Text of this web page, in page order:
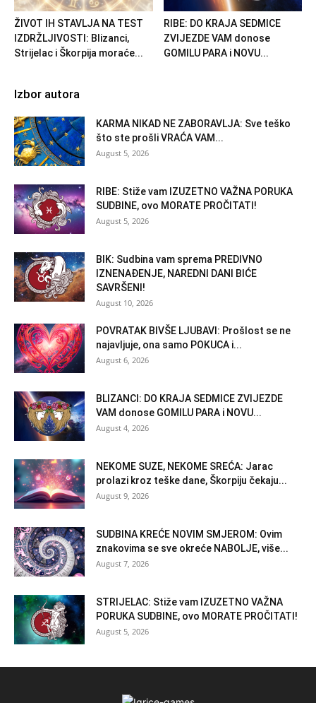
ŽIVOT IH STAVLJA NA TEST
IZDRŽLJIVOSTI: Blizanci,
Strijelac i Škorpija moraće...
RIBE: DO KRAJA SEDMICE
ZVIJEZDE VAM donose
GOMILU PARA i NOVU...
Izbor autora
KARMA NIKAD NE ZABORAVLJA: Sve teško
što ste prošli VRAĆA VAM...
August 5, 2026
RIBE: Stiže vam IZUZETNO VAŽNA PORUKA
SUDBINE, ovo MORATE PROČITATI!
August 5, 2026
BIK: Sudbina vam sprema PREDIVNO
IZNENAĐENJE, NAREDNI DANI BIĆE
SAVRŠENI!
August 10, 2026
POVRATAK BIVŠE LJUBAVI: Prošlost se ne
najavljuje, ona samo POKUCA i...
August 6, 2026
BLIZANCI: DO KRAJA SEDMICE ZVIJEZDE
VAM donose GOMILU PARA i NOVU...
August 4, 2026
NEKOME SUZE, NEKOME SREĆA: Jarac
prolazi kroz teške dane, Škorpiju čekaju...
August 9, 2026
SUDBINA KREĆE NOVIM SMJEROM: Ovim
znakovima se sve okreće NABOLJE, više...
August 7, 2026
STRIJELAC: Stiže vam IZUZETNO VAŽNA
PORUKA SUDBINE, ovo MORATE PROČITATI!
August 5, 2026